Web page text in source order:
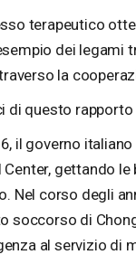
terapeutico
dei legami
la
di questo rapporto
il governo
Center, gettando
Nel corso degli
soccorso di
al servizio di